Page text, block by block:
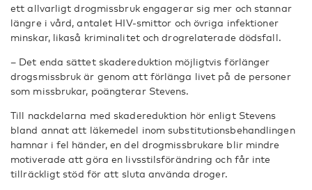
ett allvarligt drogmissbruk engagerar sig mer och stannar
längre i vård, antalet HIV-smittor och övriga infektioner
minskar, likaså kriminalitet och drogrelaterade dödsfall.
– Det enda sättet skadereduktion möjligtvis förlänger
drogsmissbruk är genom att förlänga livet på de personer
som missbrukar, poängterar Stevens.
Till nackdelarna med skadereduktion hör enligt Stevens
bland annat att läkemedel inom substitutionsbehandlingen
hamnar i fel händer, en del drogmissbrukare blir mindre
motiverade att göra en livsstilsförändring och får inte
tillräckligt stöd för att sluta använda droger.